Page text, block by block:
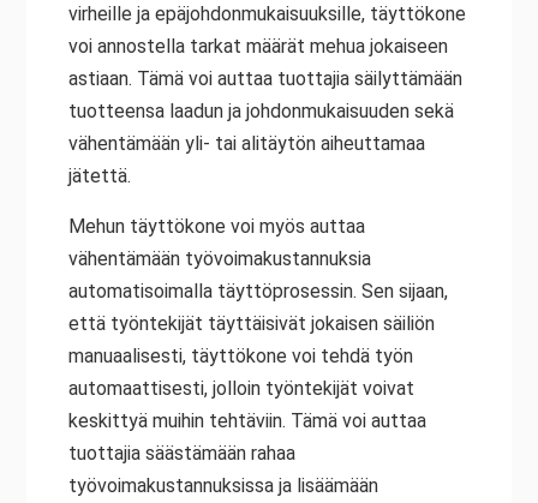
virheille ja epäjohdonmukaisuuksille, täyttökone
voi annostella tarkat määrät mehua jokaiseen
astiaan. Tämä voi auttaa tuottajia säilyttämään
tuotteensa laadun ja johdonmukaisuuden sekä
vähentämään yli- tai alitäytön aiheuttamaa
jätettä.
Mehun täyttökone voi myös auttaa
vähentämään työvoimakustannuksia
automatisoimalla täyttöprosessin. Sen sijaan,
että työntekijät täyttäisivät jokaisen säiliön
manuaalisesti, täyttökone voi tehdä työn
automaattisesti, jolloin työntekijät voivat
keskittyä muihin tehtäviin. Tämä voi auttaa
tuottajia säästämään rahaa
työvoimakustannuksissa ja lisäämään